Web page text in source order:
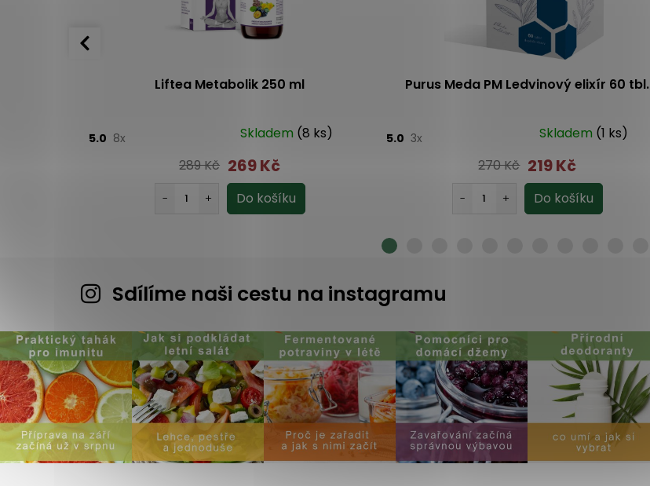
Liftea Metabolik 250 ml
5.0 8x Skladem (8 ks)
289 Kč 269 Kč
Purus Meda PM Ledvinový elixír 60 tbl.
5.0 3x Skladem (1 ks)
270 Kč 219 Kč
Sdílíme naši cestu na instagramu